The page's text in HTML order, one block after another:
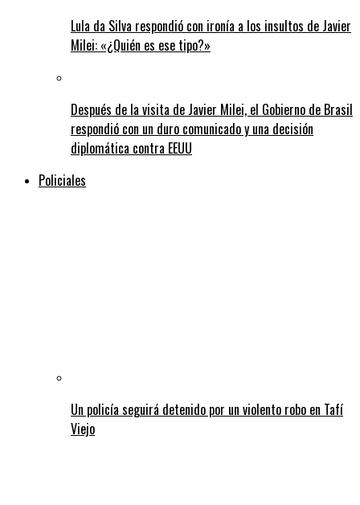
Lula da Silva respondió con ironía a los insultos de Javier
Milei: «¿Quién es ese tipo?»
Después de la visita de Javier Milei, el Gobierno de Brasil
respondió con un duro comunicado y una decisión
diplomática contra EEUU
Policiales
Un policía seguirá detenido por un violento robo en Tafí
Viejo